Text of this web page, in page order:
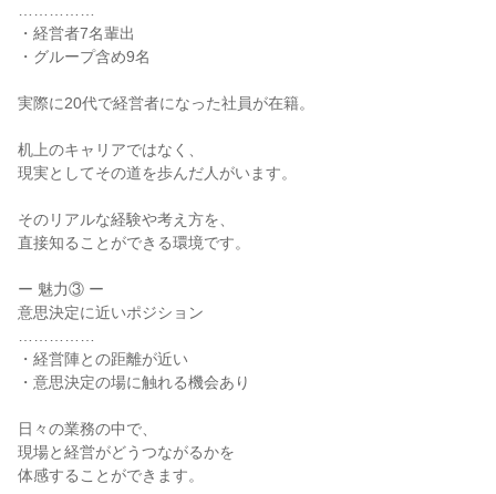
・経営者7名輩出
・グループ含め9名
実際に20代で経営者になった社員が在籍。
机上のキャリアではなく、
現実としてその道を歩んだ人がいます。
そのリアルな経験や考え方を、
直接知ることができる環境です。
ー 魅力③ ー
意思決定に近いポジション
・経営陣との距離が近い
・意思決定の場に触れる機会あり
日々の業務の中で、
現場と経営がどうつながるかを
体感することができます。